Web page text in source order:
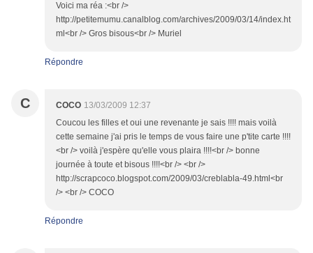
Voici ma réa :<br />
http://petitemumu.canalblog.com/archives/2009/03/14/index.ht
ml<br /> Gros bisous<br /> Muriel
Répondre
C COCO 13/03/2009 12:37
Coucou les filles et oui une revenante je sais !!!! mais voilà
cette semaine j'ai pris le temps de vous faire une p'tite carte !!!!
<br /> voilà j'espère qu'elle vous plaira !!!!<br /> bonne
journée à toute et bisous !!!!<br /> <br />
http://scrapcoco.blogspot.com/2009/03/creblabla-49.html<br
/> <br /> COCO
Répondre